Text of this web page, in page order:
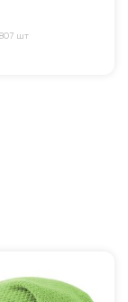
шт